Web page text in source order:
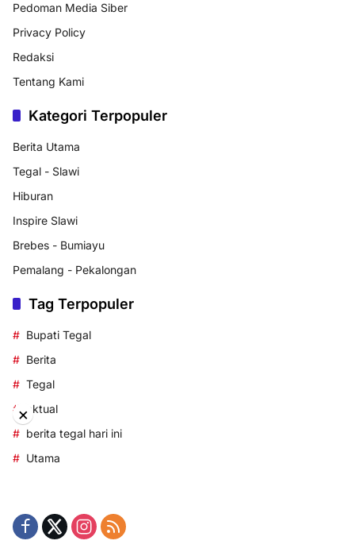
Pedoman Media Siber
Privacy Policy
Redaksi
Tentang Kami
Kategori Terpopuler
Berita Utama
Tegal - Slawi
Hiburan
Inspire Slawi
Brebes - Bumiayu
Pemalang - Pekalongan
Tag Terpopuler
Bupati Tegal
Berita
Tegal
aktual
berita tegal hari ini
Utama
×